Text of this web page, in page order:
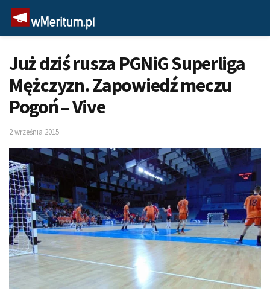
Już dziś rusza PGNiG Superliga
Mężczyzn. Zapowiedź meczu
Pogoń – Vive
2 września 2015